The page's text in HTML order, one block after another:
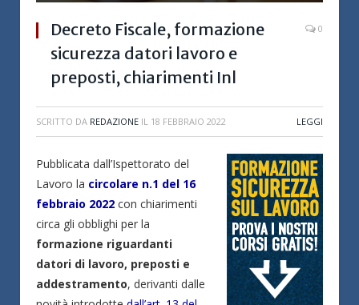
Decreto Fiscale, formazione
sicurezza datori lavoro e
preposti, chiarimenti Inl
0
SCRITTO DA REDAZIONE IL 18 FEBBRAIO 2022 LEGGI
Pubblicata dall’Ispettorato del
Lavoro la circolare n.1 del 16
febbraio 2022 con chiarimenti
circa gli obblighi per la
formazione riguardanti
datori di lavoro, preposti e
addestramento, derivanti dalle